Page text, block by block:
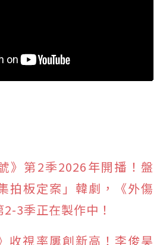
》第2季2026年開播！盤
拍板定案」韓劇，《外傷
3季正在製作中！
收視率屢創新高！李俊昊